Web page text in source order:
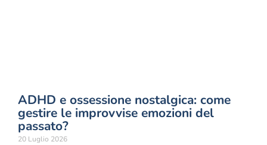
ADHD e ossessione nostalgica: come
gestire le improvvise emozioni del
passato?
20 Luglio 2026